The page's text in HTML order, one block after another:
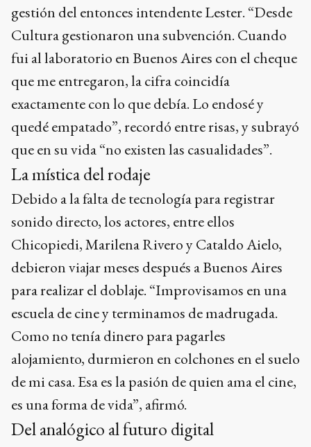
gestión del entonces intendente Lester. “Desde
Cultura gestionaron una subvención. Cuando
fui al laboratorio en Buenos Aires con el cheque
que me entregaron, la cifra coincidía
exactamente con lo que debía. Lo endosé y
quedé empatado”, recordó entre risas, y subrayó
que en su vida “no existen las casualidades”.
La mística del rodaje
Debido a la falta de tecnología para registrar
sonido directo, los actores, entre ellos
Chicopiedi, Marilena Rivero y Cataldo Aielo,
debieron viajar meses después a Buenos Aires
para realizar el doblaje. “Improvisamos en una
escuela de cine y terminamos de madrugada.
Como no tenía dinero para pagarles
alojamiento, durmieron en colchones en el suelo
de mi casa. Esa es la pasión de quien ama el cine,
es una forma de vida”, afirmó.
Del analógico al futuro digital